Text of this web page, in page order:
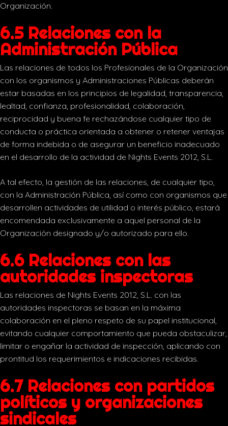
Organización.
6.5 Relaciones con la
Administración Pública
Las relaciones de todos los Profesionales de la Organización
con los organismos y Administraciones Públicas deberán
estar basadas en los principios de legalidad, transparencia,
lealtad, confianza, profesionalidad, colaboración,
reciprocidad y buena fe rechazándose cualquier tipo de
conducta o práctica orientada a obtener o retener ventajas
de forma indebida o de asegurar un beneficio inadecuado
en el desarrollo de la actividad de Nights Events 2012, S.L.
A tal efecto, la gestión de las relaciones, de cualquier tipo,
con la Administración Pública, así como con organismos que
desarrollen actividades de utilidad o interés público, estará
encomendada exclusivamente a aquel personal de la
Organización designado y/o autorizado para ello.
6.6 Relaciones con las
autoridades inspectoras
Las relaciones de Nights Events 2012, S.L. con las
autoridades inspectoras se basan en la máxima
colaboración en el pleno respeto de su papel institucional,
evitando cualquier comportamiento que pueda obstaculizar,
limitar o engañar la actividad de inspección, aplicando con
prontitud los requerimientos e indicaciones recibidas.
6.7 Relaciones con partidos
políticos y organizaciones
sindicales